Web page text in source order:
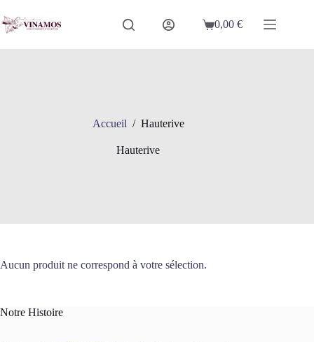
au
contenu
Panier
0,00€
Accueil / Hauterive
Hauterive
Aucun produit ne correspond à votre sélection.
Notre Histoire